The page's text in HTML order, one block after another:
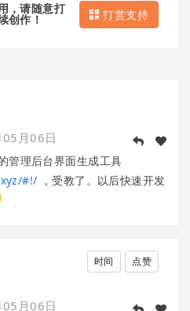
，请随意打
创作！ 打赏支持
月06日
管理后台界面生成工具
#!/ ，受教了。以后快速开发
时间 点赞
月06日